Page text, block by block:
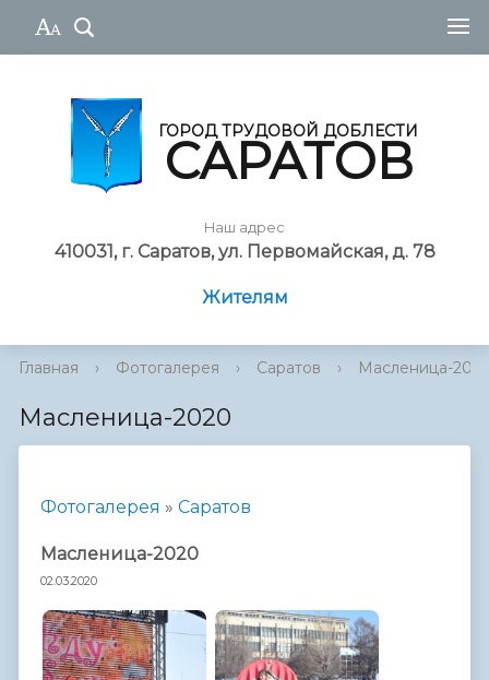
ГОРОД ТРУДОВОЙ ДОБЛЕСТИ
САРАТОВ
Наш адрес
410031, г. Саратов, ул. Первомайская, д. 78
Жителям
Главная › Фотогалерея › Саратов › Масленица-
Масленица-2020
Фотогалерея » Саратов
Масленица-2020
02.03.2020